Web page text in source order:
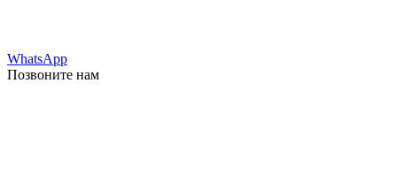
WhatsApp
Позвоните нам